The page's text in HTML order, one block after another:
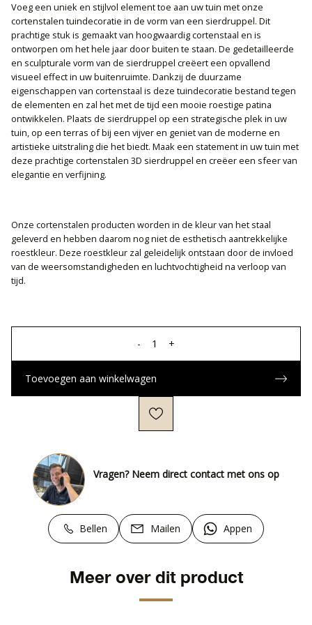
Voeg een uniek en stijlvol element toe aan uw tuin met onze
cortenstalen tuindecoratie in de vorm van een sierdruppel. Dit
prachtige stuk is gemaakt van hoogwaardig cortenstaal en is
ontworpen om het hele jaar door buiten te staan. De gedetailleerde
en sculpturale vorm van de sierdruppel creëert een opvallend
visueel effect in uw buitenruimte. Dankzij de duurzame
eigenschappen van cortenstaal is deze tuindecoratie bestand tegen
de elementen en zal het met de tijd een mooie roestige patina
ontwikkelen. Plaats de sierdruppel op een strategische plek in uw
tuin, op een terras of bij een vijver en geniet van de moderne en
artistieke uitstraling die het biedt. Maak een statement in uw tuin met
deze prachtige cortenstalen 3D sierdruppel en creëer een sfeer van
elegantie en verfijning.
Onze cortenstalen producten worden in de kleur van het staal
geleverd en hebben daarom nog niet de esthetisch aantrekkelijke
roestkleur. Deze roestkleur zal geleidelijk ontstaan door de invloed
van de weersomstandigheden en luchtvochtigheid na verloop van
tijd.
- 1 +
Toevoegen aan winkelwagen
Vragen? Neem direct contact met ons op
Bellen Mailen Appen
Meer over dit product